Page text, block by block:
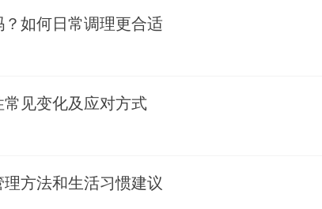
如何日常调理更合适
见变化及应对方式
方法和生活习惯建议